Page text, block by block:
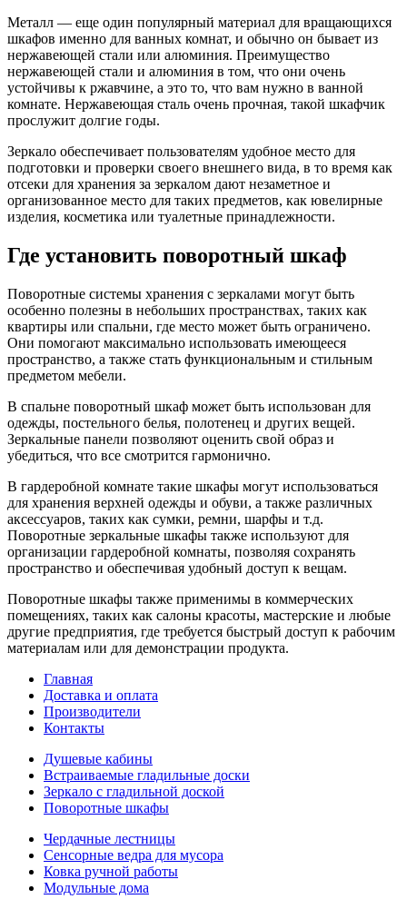
Металл — еще один популярный материал для вращающихся
шкафов именно для ванных комнат, и обычно он бывает из
нержавеющей стали или алюминия. Преимущество
нержавеющей стали и алюминия в том, что они очень
устойчивы к ржавчине, а это то, что вам нужно в ванной
комнате. Нержавеющая сталь очень прочная, такой шкафчик
прослужит долгие годы.
Зеркало обеспечивает пользователям удобное место для
подготовки и проверки своего внешнего вида, в то время как
отсеки для хранения за зеркалом дают незаметное и
организованное место для таких предметов, как ювелирные
изделия, косметика или туалетные принадлежности.
Где установить поворотный шкаф
Поворотные системы хранения с зеркалами могут быть
особенно полезны в небольших пространствах, таких как
квартиры или спальни, где место может быть ограничено.
Они помогают максимально использовать имеющееся
пространство, а также стать функциональным и стильным
предметом мебели.
В спальне поворотный шкаф может быть использован для
одежды, постельного белья, полотенец и других вещей.
Зеркальные панели позволяют оценить свой образ и
убедиться, что все смотрится гармонично.
В гардеробной комнате такие шкафы могут использоваться
для хранения верхней одежды и обуви, а также различных
аксессуаров, таких как сумки, ремни, шарфы и т.д.
Поворотные зеркальные шкафы также используют для
организации гардеробной комнаты, позволяя сохранять
пространство и обеспечивая удобный доступ к вещам.
Поворотные шкафы также применимы в коммерческих
помещениях, таких как салоны красоты, мастерские и любые
другие предприятия, где требуется быстрый доступ к рабочим
материалам или для демонстрации продукта.
Главная
Доставка и оплата
Производители
Контакты
Душевые кабины
Встраиваемые гладильные доски
Зеркало с гладильной доской
Поворотные шкафы
Чердачные лестницы
Сенсорные ведра для мусора
Ковка ручной работы
Модульные дома